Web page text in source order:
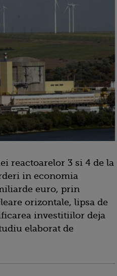
reactoarelor 3 si 4 de la
in economia
euro, prin
orizontale, lipsa de
investitiilor deja
elaborat de